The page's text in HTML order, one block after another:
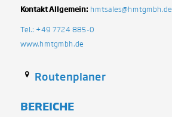
Kontakt Allgemein: hmtsales@hmtgmbh.de
Tel.: +49 7724 885-0
www.hmtgmbh.de
Routenplaner
BEREICHE